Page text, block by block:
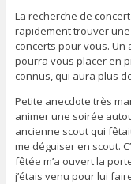
La recherche de
rapidement trouver
concerts pour vous. Un
pourra vous placer en
connus, qui aura plus
Petite anecdote très
animer une soirée
ancienne scout qui
me déguiser en scout.
fêtée m’a ouvert la
j’étais venu pour lui